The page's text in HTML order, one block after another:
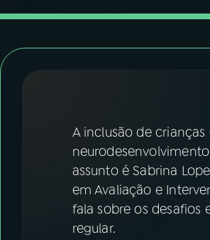
07ÚLTIMAS
YouTube
Instagram X
A inclusão de
assunto é Sabrina
em Avaliação e
fala sobre os desafios
regular.